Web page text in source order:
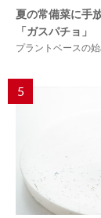
夏の常備菜に手
「ガスパチョ」
プラントベースの
5